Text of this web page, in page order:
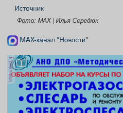
Источник
Фото: MAX | Илья Середюк
MAX-канал "Новости"
реклама